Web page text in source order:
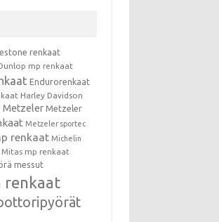
renkaat
mp renkaat
Endurorenkaat
Harley Davidson
Metzeler Metzeler
Metzeler sportec
renkaat Michelin
Mitas mp renkaat
messut
renkaat